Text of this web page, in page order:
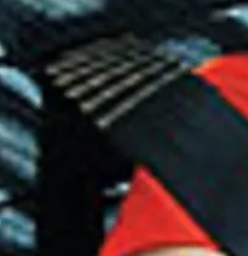
Один Из Выездов